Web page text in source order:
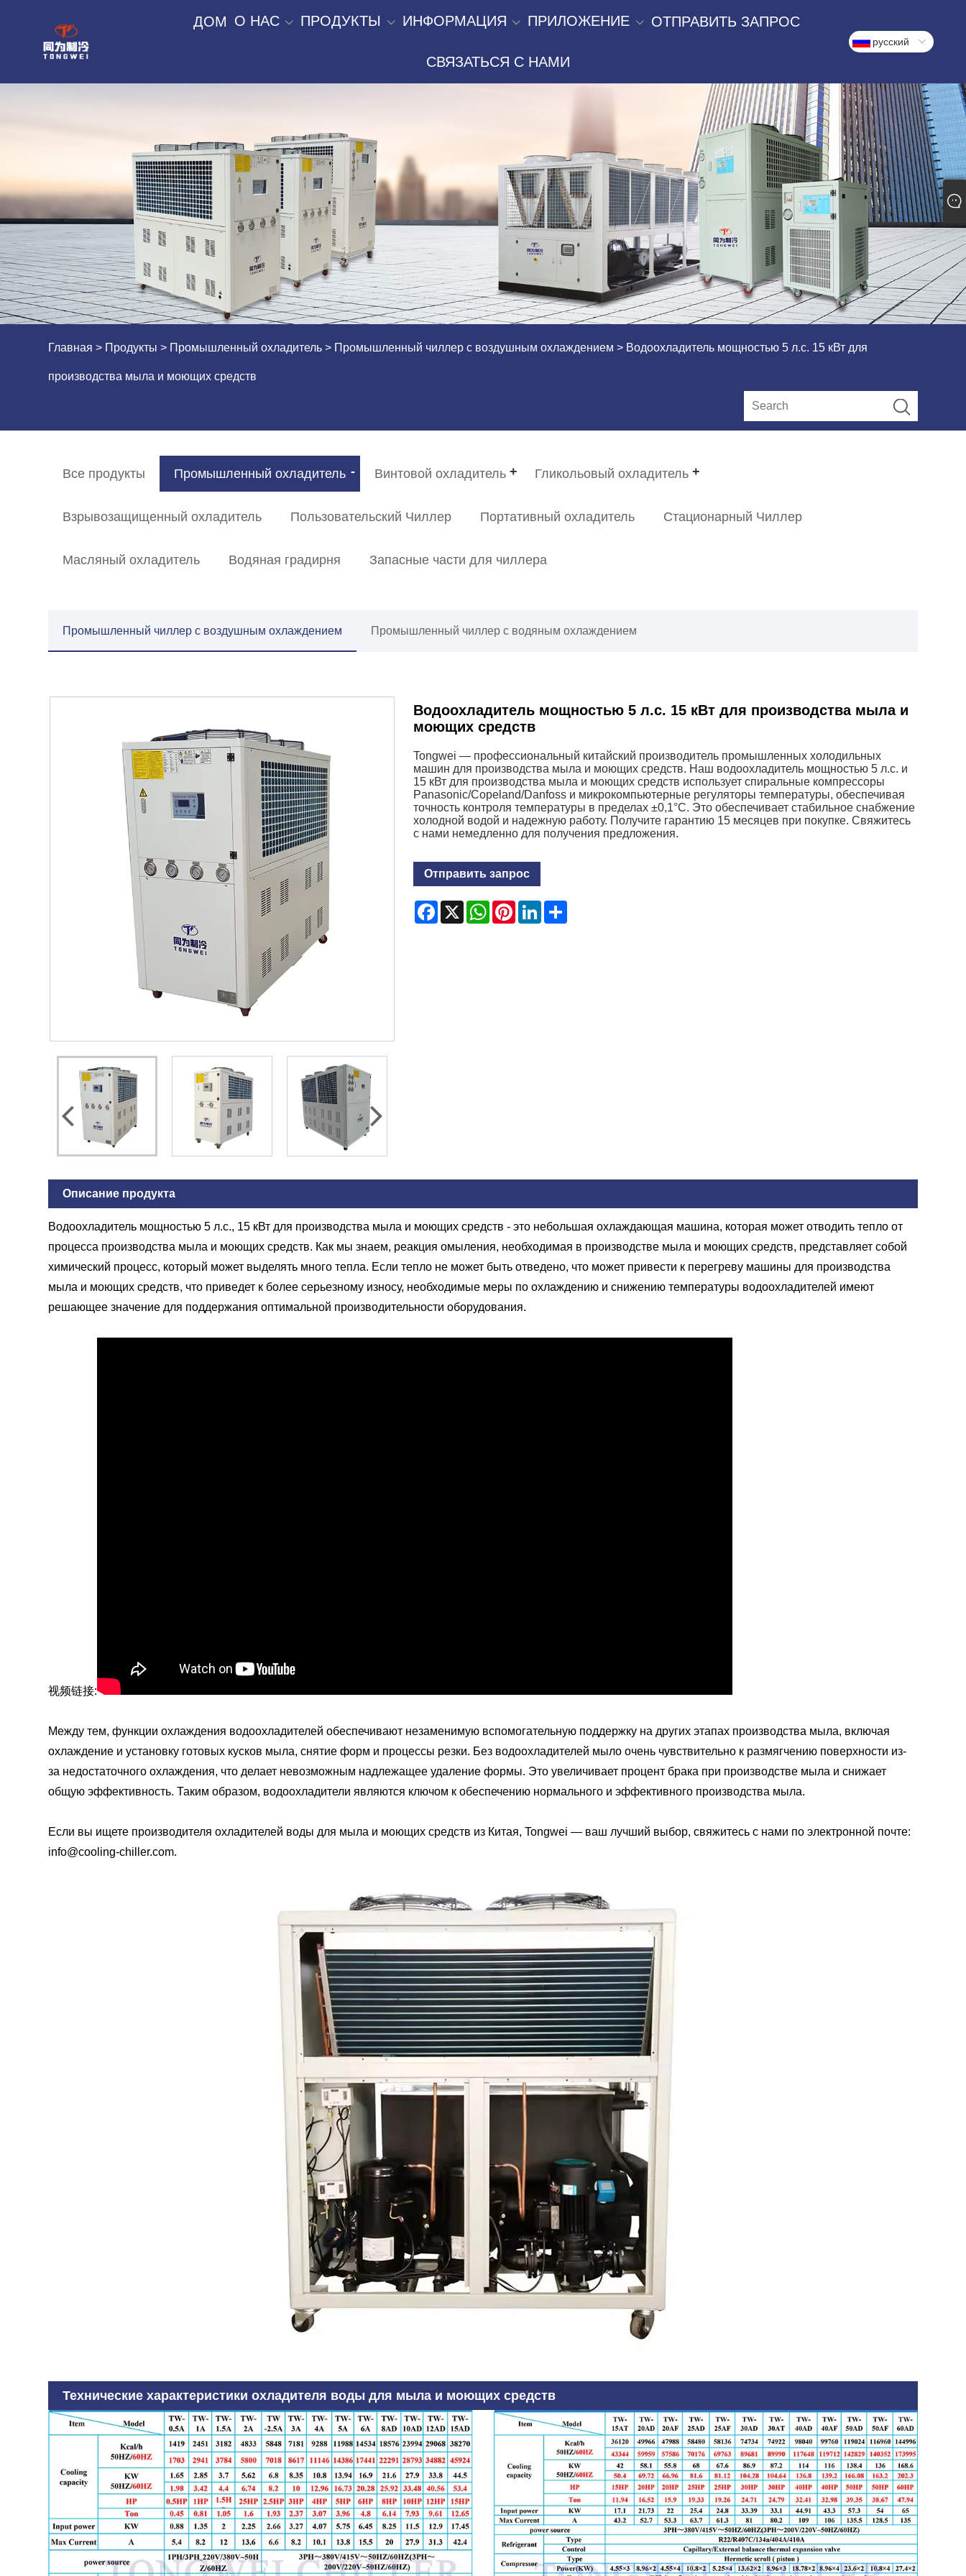
ДОМ О НАС ПРОДУКТЫ ИНФОРМАЦИЯ ПРИЛОЖЕНИЕ ОТПРАВИТЬ ЗАПРОС
СВЯЗАТЬСЯ С НАМИ
русский
Главная > Продукты > Промышленный охладитель > Промышленный чиллер с воздушным охлаждением > Водоохладитель мощностью 5 л.с. 15 кВт для
производства мыла и моющих средств
Все продукты Промышленный охладитель Винтовой охладитель Гликольовый охладитель
Взрывозащищенный охладитель Пользовательский Чиллер Портативный охладитель Стационарный Чиллер
Масляный охладитель Водяная градирня Запасные части для чиллера
Промышленный чиллер с воздушным охлаждением Промышленный чиллер с водяным охлаждением
Водоохладитель мощностью 5 л.с. 15 кВт для производства мыла и
моющих средств
Tongwei — профессиональный китайский производитель промышленных холодильных
машин для производства мыла и моющих средств. Наш водоохладитель мощностью 5 л.с. и
15 кВт для производства мыла и моющих средств использует спиральные компрессоры
Panasonic/Copeland/Danfoss и микрокомпьютерные регуляторы температуры, обеспечивая
точность контроля температуры в пределах ±0,1°C. Это обеспечивает стабильное снабжение
холодной водой и надежную работу. Получите гарантию 15 месяцев при покупке. Свяжитесь
с нами немедленно для получения предложения.
Отправить запрос
Facebook
X WhatsApp
PinterestLinkedIn
Описание продукта
Водоохладитель мощностью 5 л.с., 15 кВт для производства мыла и моющих средств - это небольшая охлаждающая машина, которая может отводить тепло от
процесса производства мыла и моющих средств. Как мы знаем, реакция омыления, необходимая в производстве мыла и моющих средств, представляет собой
химический процесс, который может выделять много тепла. Если тепло не может быть отведено, что может привести к перегреву машины для производства
мыла и моющих средств, что приведет к более серьезному износу, необходимые меры по охлаждению и снижению температуры водоохладителей имеют
решающее значение для поддержания оптимальной производительности оборудования.
视频链接:
Между тем, функции охлаждения водоохладителей обеспечивают незаменимую вспомогательную поддержку на других этапах производства мыла, включая
охлаждение и установку готовых кусков мыла, снятие форм и процессы резки. Без водоохладителей мыло очень чувствительно к размягчению поверхности из-
за недостаточного охлаждения, что делает невозможным надлежащее удаление формы. Это увеличивает процент брака при производстве мыла и снижает
общую эффективность. Таким образом, водоохладители являются ключом к обеспечению нормального и эффективного производства мыла.
Если вы ищете производителя охладителей воды для мыла и моющих средств из Китая, Tongwei — ваш лучший выбор, свяжитесь с нами по электронной почте:
info@cooling-chiller.com.
Технические характеристики охладителя воды для мыла и моющих средств